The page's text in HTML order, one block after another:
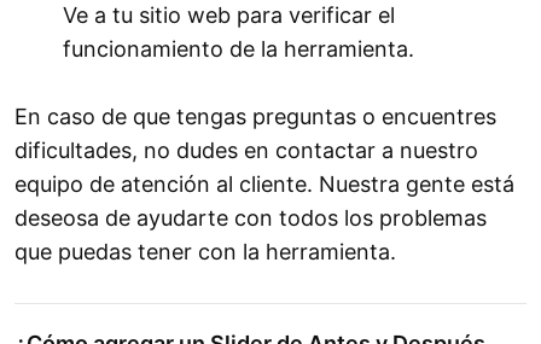
Ve a tu sitio web para verificar el
funcionamiento de la herramienta.
En caso de que tengas preguntas o encuentres
dificultades, no dudes en contactar a nuestro
equipo de atención al cliente. Nuestra gente está
deseosa de ayudarte con todos los problemas
que puedas tener con la herramienta.